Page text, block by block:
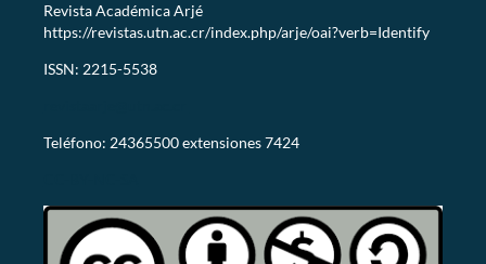
Revista Académica Arjé
https://revistas.utn.ac.cr/index.php/arje/oai?verb=Identify
ISSN: 2215-5538
Teléfono: 24365500 extensiones 7424